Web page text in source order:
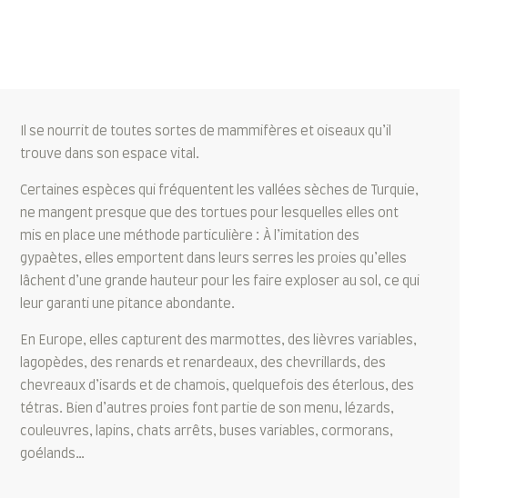
Il se nourrit de toutes sortes de mammifères et oiseaux qu’il
trouve dans son espace vital.
Certaines espèces qui fréquentent les vallées sèches de Turquie,
ne mangent presque que des tortues pour lesquelles elles ont
mis en place une méthode particulière : À l’imitation des
gypaètes, elles emportent dans leurs serres les proies qu’elles
lâchent d’une grande hauteur pour les faire exploser au sol, ce qui
leur garanti une pitance abondante.
En Europe, elles capturent des marmottes, des lièvres variables,
lagopèdes, des renards et renardeaux, des chevrillards, des
chevreaux d’isards et de chamois, quelquefois des éterlous, des
tétras. Bien d’autres proies font partie de son menu, lézards,
couleuvres, lapins, chats arrêts, buses variables, cormorans,
goélands…